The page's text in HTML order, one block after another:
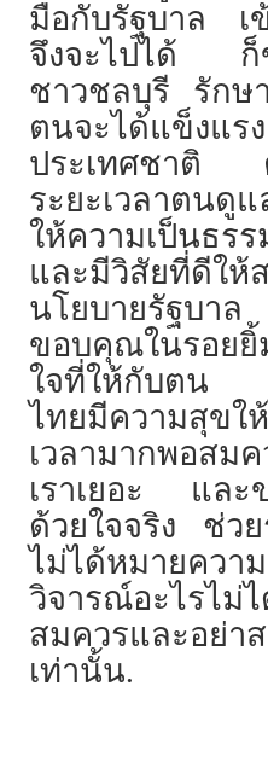
มือกับรัฐบาล เ
จึงจะไปได้ ก็ข
ชาวชลบุรี รักษ
ตนจะได้แข็งแ
ประเทศชาติ
ระยะเวลาตนดู
ให้ความเป็นธรร
และมีวิสัยที่ดีให้
นโยบายรัฐบ
ขอบคุณในรอย
ใจที่ให้กับตน
ไทยมีความสุข
เวลามากพอสม
เราเยอะ และ
ด้วยใจจริง ช่ว
ไม่ได้หมายควา
วิจารณ์อะไร
สมควรและอย่า
เท่านั้น.